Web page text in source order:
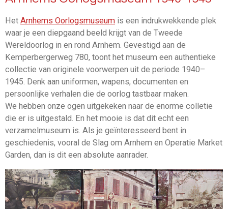
Het Arnhems Oorlogsmuseum is een indrukwekkende plek
waar je een diepgaand beeld krijgt van de Tweede
Wereldoorlog in en rond Arnhem. Gevestigd aan de
Kemperbergerweg 780, toont het museum een authentieke
collectie van originele voorwerpen uit de periode 1940–
1945. Denk aan uniformen, wapens, documenten en
persoonlijke verhalen die de oorlog tastbaar maken.
We hebben onze ogen uitgekeken naar de enorme colletie
die er is uitgestald. En het mooie is dat dit echt een
verzamelmuseum is. Als je geïnteresseerd bent in
geschiedenis, vooral de Slag om Arnhem en Operatie Market
Garden, dan is dit een absolute aanrader.